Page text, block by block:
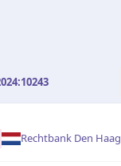
Rechtbank Den Haag